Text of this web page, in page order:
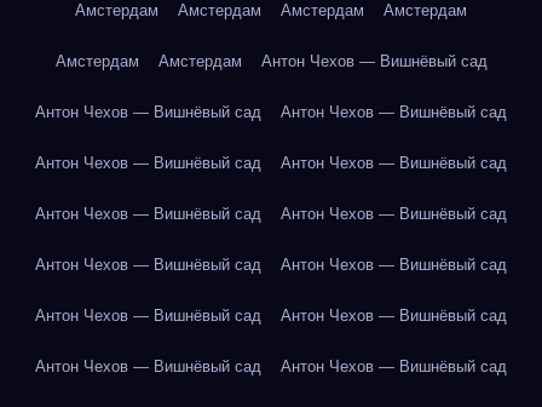
Амстердам Амстердам Амстердам Амстердам
Амстердам Амстердам Антон Чехов — Вишнёвый сад
Антон Чехов — Вишнёвый сад Антон Чехов — Вишнёвый сад
Антон Чехов — Вишнёвый сад Антон Чехов — Вишнёвый сад
Антон Чехов — Вишнёвый сад Антон Чехов — Вишнёвый сад
Антон Чехов — Вишнёвый сад Антон Чехов — Вишнёвый сад
Антон Чехов — Вишнёвый сад Антон Чехов — Вишнёвый сад
Антон Чехов — Вишнёвый сад Антон Чехов — Вишнёвый сад